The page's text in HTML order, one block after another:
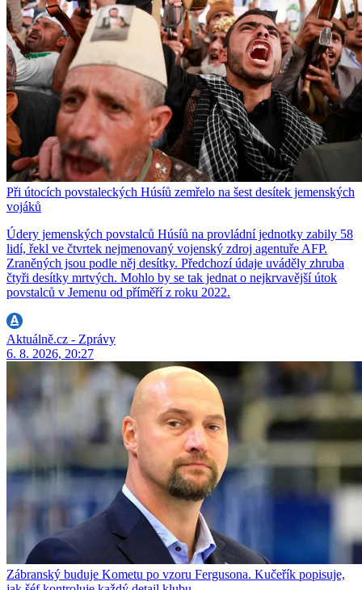
Při útocích povstaleckých Húsíů zemřelo na šest desítek jemenských
vojáků
Údery jemenských povstalců Húsíů na provládní jednotky zabily 58
lidí, řekl ve čtvrtek nejmenovaný vojenský zdroj agentuře AFP.
Zraněných jsou podle něj desítky. Předchozí údaje uváděly zhruba
čtyři desítky mrtvých. Mohlo by se tak jednat o nejkrvavější útok
povstalců v Jemenu od příměří z roku 2022.
Aktuálně.cz - Zprávy
6. 8. 2026, 20:27
Zábranský buduje Kometu po vzoru Fergusona. Kučeřík popisuje,